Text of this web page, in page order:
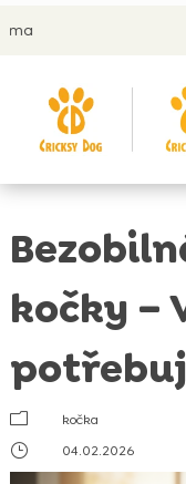
kočky –
m
kočka
}
04.02.2026